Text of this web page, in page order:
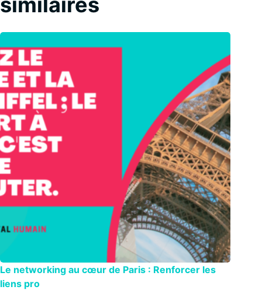
Le networking au cœur de Paris : Renforcer les
liens pro